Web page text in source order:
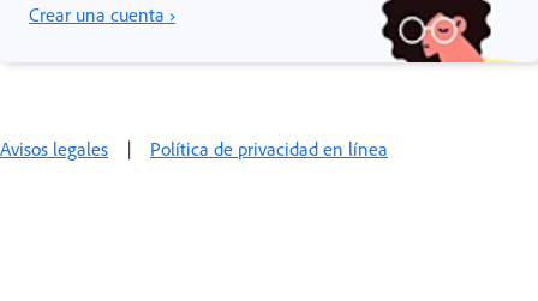
Crear una cuenta ›
Avisos legales | Política de privacidad en línea